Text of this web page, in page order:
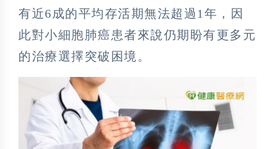
有近6成的平均存活期無法超過1年，因
此對小細胞肺癌患者來說仍期盼有更多元
的治療選擇突破困境。